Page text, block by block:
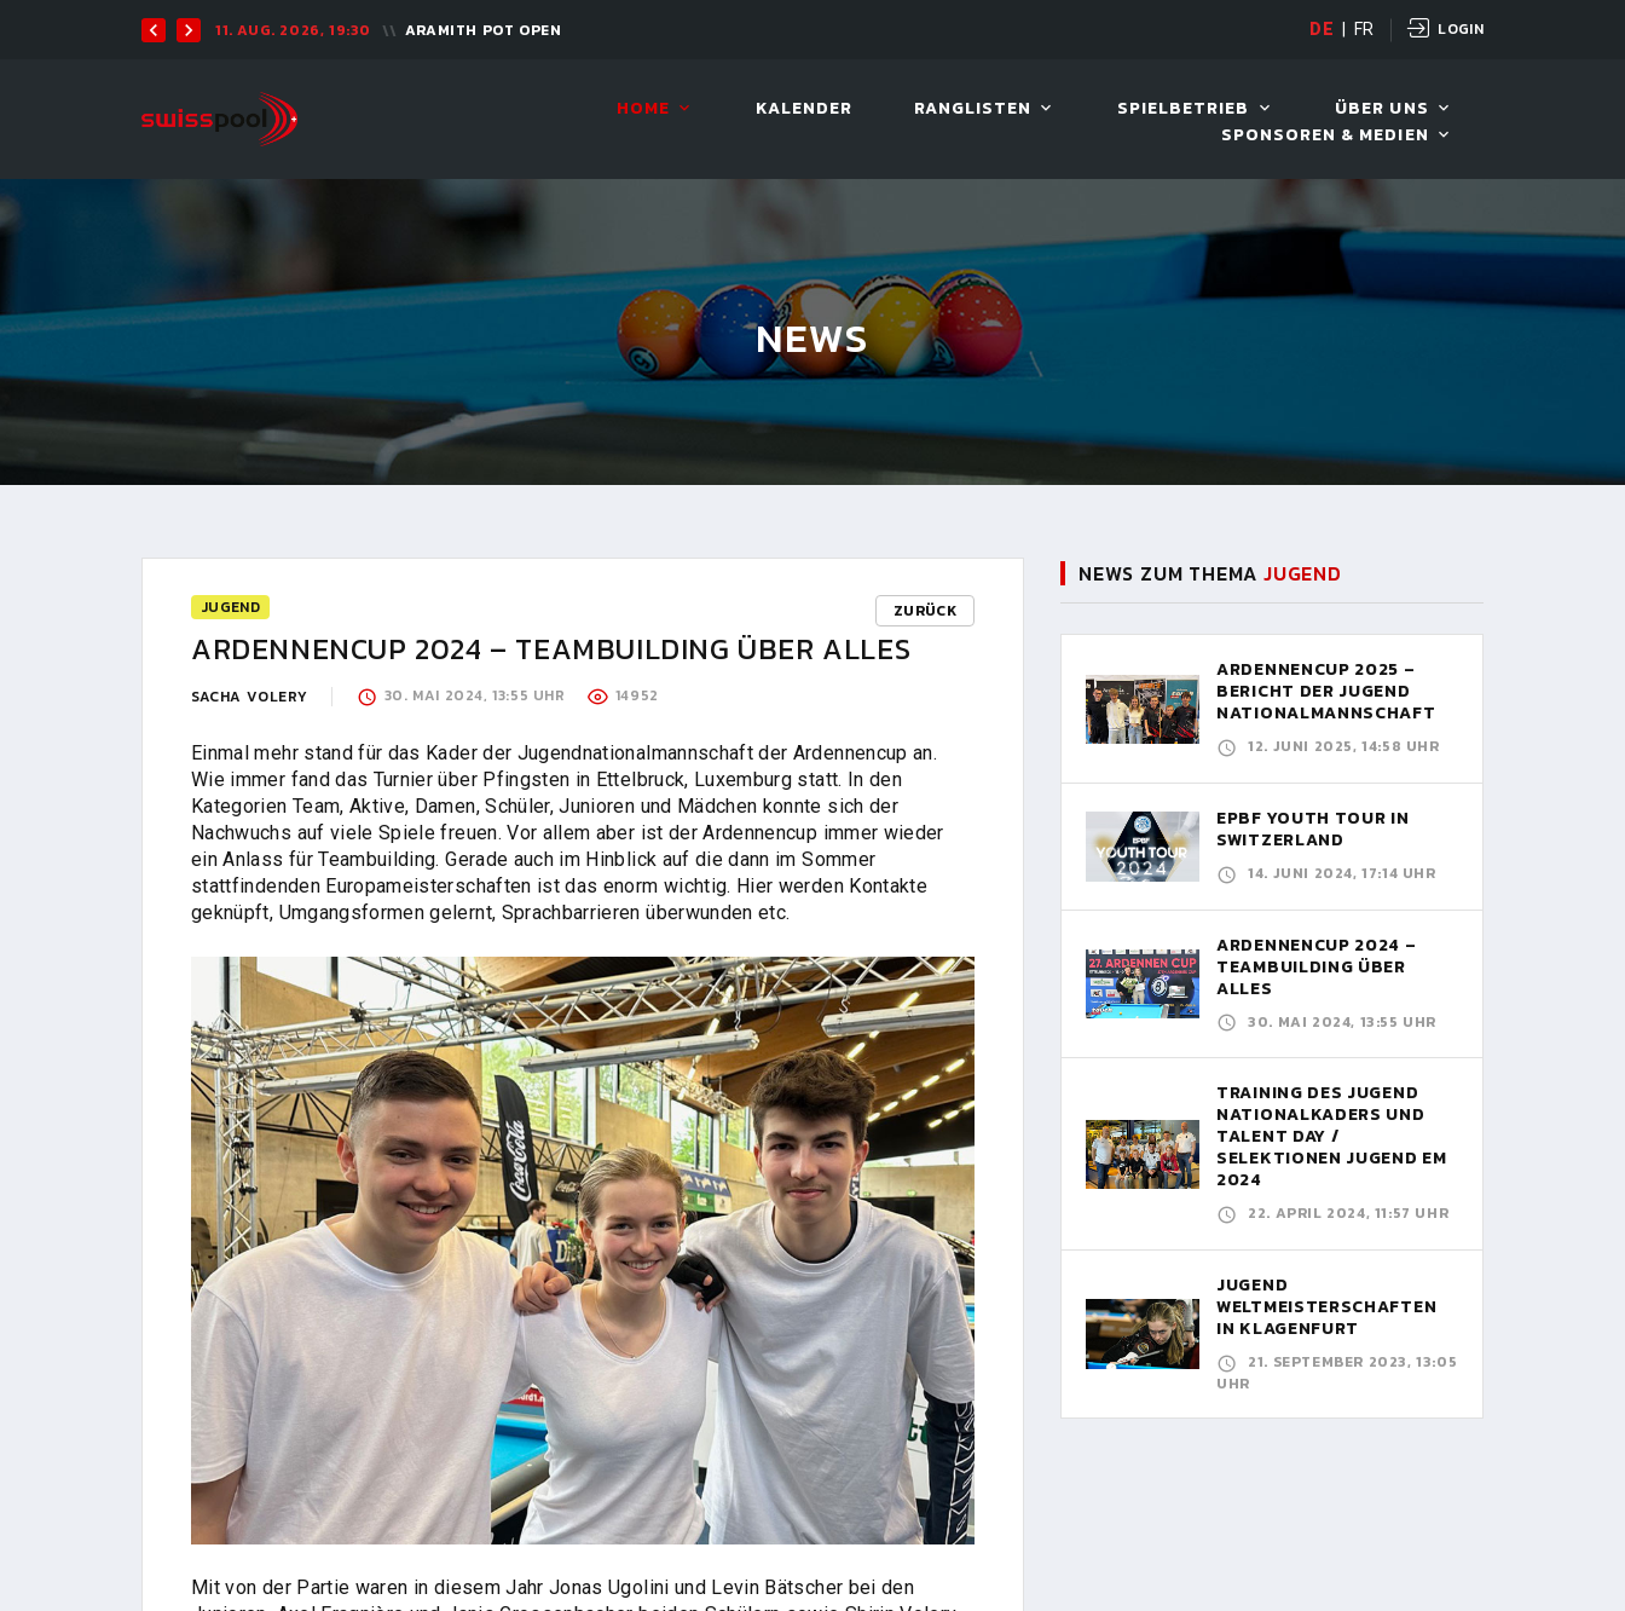
11. AUG. 2026, 19:30 ARAMITH POT OPEN 12. AUG. 2026, 19:00
DE FR LOGIN
HOME KALENDER RANGLISTEN SPIELBETRIEB
ÜBER UNS
SPONSOREN & MEDIEN
NEWS
JUGEND ZURÜCK
ARDENNENCUP 2024 – TEAMBUILDING ÜBER ALLES
SACHA VOLERY 30. MAI 2024, 13:55 UHR 14952
Einmal mehr stand für das Kader der Jugendnationalmannschaft der Ardennencup an.
Wie immer fand das Turnier über Pfingsten in Ettelbruck, Luxemburg statt. In den
Kategorien Team, Aktive, Damen, Schüler, Junioren und Mädchen konnte sich der
Nachwuchs auf viele Spiele freuen. Vor allem aber ist der Ardennencup immer wieder
ein Anlass für Teambuilding. Gerade auch im Hinblick auf die dann im Sommer
stattfindenden Europameisterschaften ist das enorm wichtig. Hier werden Kontakte
geknüpft, Umgangsformen gelernt, Sprachbarrieren überwunden etc.
Mit von der Partie waren in diesem Jahr Jonas Ugolini und Levin Bätscher bei den
NEWS ZUM THEMAJUGEND
ARDENNENCUP 2025 –
BERICHT DER JUGEND
NATIONALMANNSCHAFT
12. JUNI 2025, 14:58 UHR
EPBF YOUTH TOUR IN
SWITZERLAND
14. JUNI 2024, 17:14 UHR
ARDENNENCUP 2024 –
TEAMBUILDING ÜBER
ALLES
30. MAI 2024, 13:55 UHR
TRAINING DES JUGEND
NATIONALKADERS UND
TALENT DAY /
SELEKTIONEN JUGEND EM
2024
22. APRIL 2024, 11:57 UHR
JUGEND
WELTMEISTERSCHAFTEN
IN KLAGENFURT
21. SEPTEMBER 2023, 13:05
UHR